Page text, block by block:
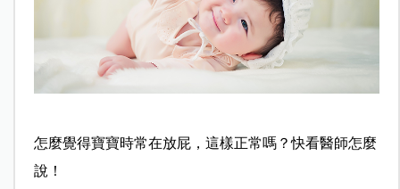
怎麼覺得寶寶時常在放屁，這樣正常嗎？快看醫師怎麼
說！